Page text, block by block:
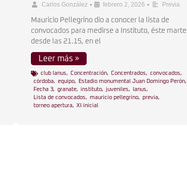
Carlos González • febrero 2, 2026 • Previa
Mauricio Pellegrino dio a conocer la lista de
convocados para medirse a Instituto, éste
desde las 21.15, en el
Leer más »
club lanus, Concentración, Concentrados, convocados,
córdoba, equipo, Estadio monumental Juan Domingo Perón,
Fecha 3, granate, instituto, juveniles, lanus,
Lista de convocados, mauricio pellegrino, previa,
torneo apertura, XI inicial